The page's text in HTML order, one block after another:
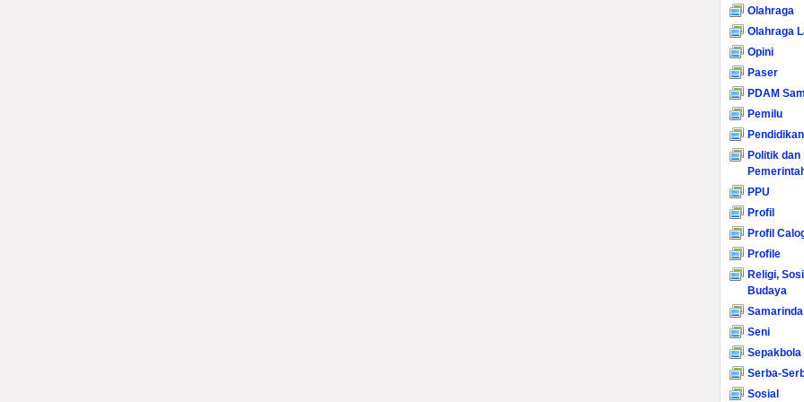
Olahraga
Olahraga
Opini
Paser
PDAM
Pemilu
Pendidikan
Politik dan
PPU
Profil
Profil
Profile
Religi,
Budaya
Samarinda
Seni
Sepakbola
Serba-
Sosial